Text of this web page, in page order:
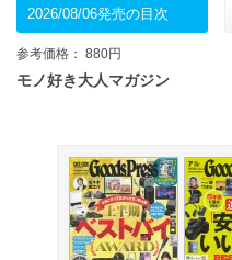
2026/08/06発売の目次
参考価格： 880円
モノ好き大人マガジン